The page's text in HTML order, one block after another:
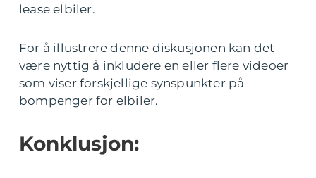
lease elbiler.
For å illustrere denne diskusjonen kan det
være nyttig å inkludere en eller flere videoer
som viser forskjellige synspunkter på
bompenger for elbiler.
Konklusjon: